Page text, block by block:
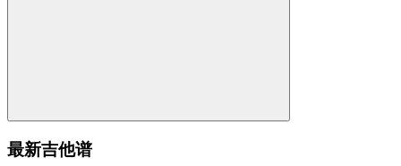
最新吉他谱